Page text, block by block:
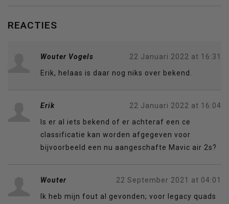
REACTIES
Wouter Vogels
22 Januari 2022 at 16:31
Erik, helaas is daar nog niks over bekend.
Erik
22 Januari 2022 at 16:04
Is er al iets bekend of er achteraf een ce
classificatie kan worden afgegeven voor
bijvoorbeeld een nu aangeschafte Mavic air 2s?
Wouter
22 September 2021 at 04:01
Ik heb mijn fout al gevonden; voor legacy quads